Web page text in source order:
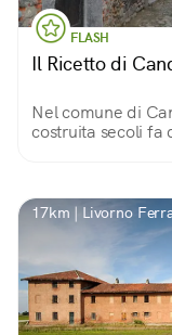
FLASH
Il Ricetto di
Nel comune di
costruita secoli fa
17km | Livorno